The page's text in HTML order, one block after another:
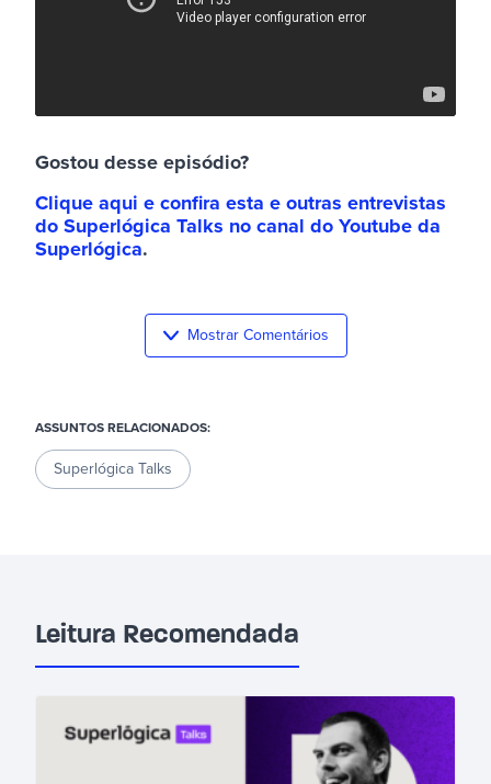
Gostou desse episódio?
Clique aqui e confira esta e outras entrevistas
do Superlógica Talks no canal do Youtube da
Superlógica.
Mostrar Comentários
ASSUNTOS RELACIONADOS:
Superlógica Talks
Leitura Recomendada